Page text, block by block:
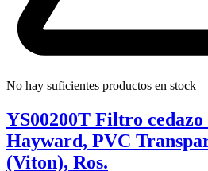
No hay suficientes productos en stock
YS00200T Filtro
Hayward, PVC
(Viton), Ros.